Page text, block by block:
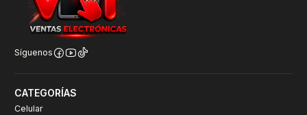
Síguenos
CATEGORÍAS
Celular